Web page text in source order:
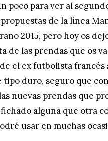
poco para ver al
de la línea
2015, pero hoy os
de las prendas que os
el ex futbolista
duro, seguro que
nuevas prendas que
alguna que otra
usar en muchas